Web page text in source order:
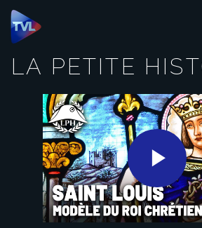
Panneau de gestion des cookies
LA PETITE